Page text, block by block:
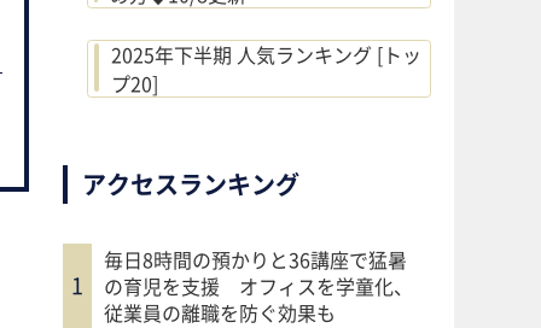
2025年下半期 人気ランキング [トッ
プ20]
アクセスランキング
毎日8時間の預かりと36講座で猛暑
の育児を支援 オフィスを学童化、
従業員の離職を防ぐ効果も